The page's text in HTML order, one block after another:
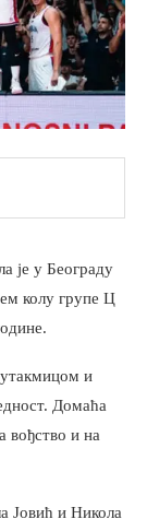
је у Београду
колу групе Ц
утакмицом и
Домаћа
вођство и на
Јовић и Никола